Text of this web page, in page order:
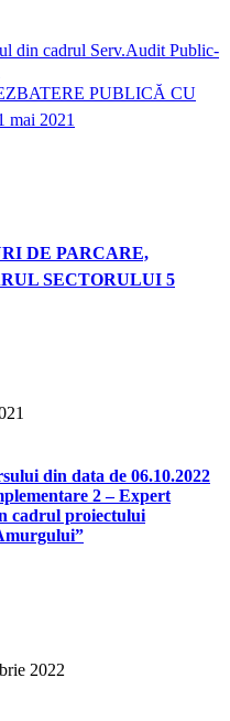
din cadrul Serv.Audit Public-
PUBLICĂ CU
mai 2021
DE PARCARE,
SECTORULUI 5
din data de 06.10.2022
2 – Expert
cadrul proiectului
2022